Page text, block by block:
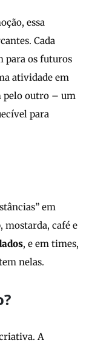
essa
Cada
para os futuros
atividade em
pelo outro – um
para
em
mostarda, café e
, e em times,
nelas.
A